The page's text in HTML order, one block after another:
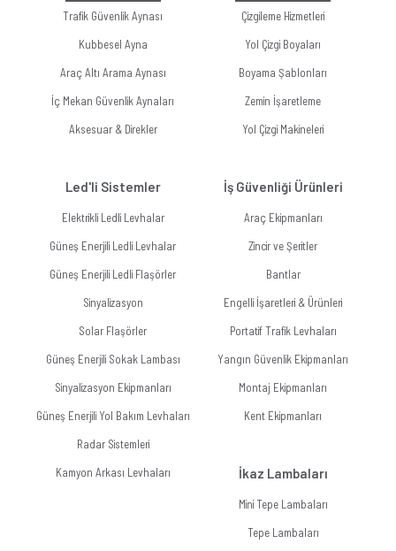
Trafik Güvenlik Aynası
Kubbesel Ayna
Araç Altı Arama Aynası
İç Mekan Güvenlik Aynaları
Aksesuar & Direkler
Led'li Sistemler
Elektrikli Ledli Levhalar
Güneş Enerjili Ledli Levhalar
Güneş Enerjili Ledli Flaşörler
Sinyalizasyon
Solar Flaşörler
Güneş Enerjili Sokak Lambası
Sinyalizasyon Ekipmanları
Güneş Enerjili Yol Bakım Levhaları
Radar Sistemleri
Kamyon Arkası Levhaları
Çizgileme Hizmetleri
Yol Çizgi Boyaları
Boyama Şablonları
Zemin İşaretleme
Yol Çizgi Makineleri
İş Güvenliği Ürünleri
Araç Ekipmanları
Zincir ve Şeritler
Bantlar
Engelli İşaretleri & Ürünleri
Portatif Trafik Levhaları
Yangın Güvenlik Ekipmanları
Montaj Ekipmanları
Kent Ekipmanları
İkaz Lambaları
Mini Tepe Lambaları
Tepe Lambaları